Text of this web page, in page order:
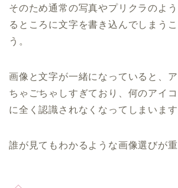
そのため通常の写真やプリクラのよ
るところに文字を書き込んでしまう
う。
画像と文字が一緒になっていると、
ちゃごちゃしすぎており、何のアイ
に全く認識されなくなってしまいます
誰が見てもわかるような画像選びが重